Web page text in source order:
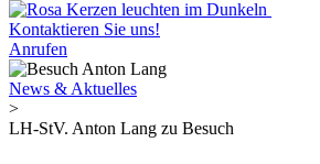
Kontaktieren Sie uns!
Anrufen
News & Aktuelles
>
LH-StV. Anton Lang zu Besuch